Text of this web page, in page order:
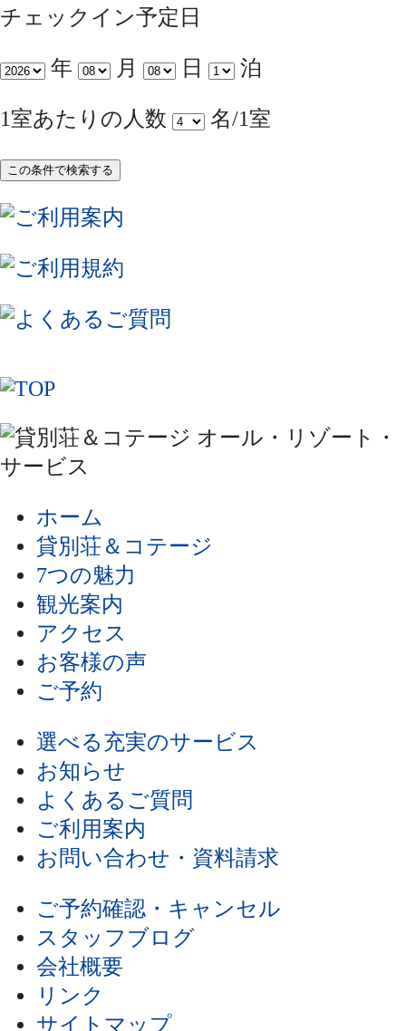
チェックイン予定日
年 月 日 泊
1室あたりの人数 名/1室
ホーム
貸別荘＆コテージ
7つの魅力
観光案内
アクセス
お客様の声
ご予約
選べる充実のサービス
お知らせ
よくあるご質問
ご利用案内
お問い合わせ・資料請求
ご予約確認・キャンセル
スタッフブログ
会社概要
リンク
サイトマップ